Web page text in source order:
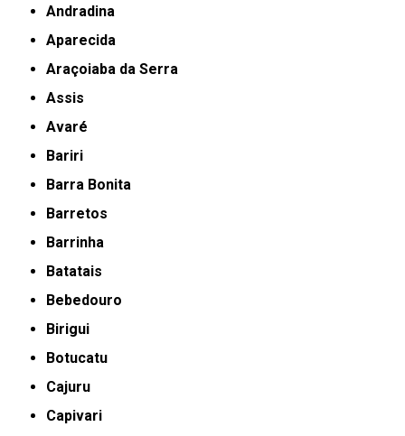
Andradina
Aparecida
Araçoiaba da Serra
Assis
Avaré
Bariri
Barra Bonita
Barretos
Barrinha
Batatais
Bebedouro
Birigui
Botucatu
Cajuru
Capivari